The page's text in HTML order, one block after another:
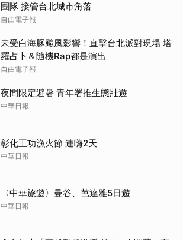
團隊 接管台北城市角落
自由電子報
未受白海豚颱風影響！直擊台北派對現場 塔
羅占卜＆隨機Rap都是演出
自由電子報
夜間限定避暑 青年署推生態壯遊
中華日報
彰化王功漁火節 連嗨2天
中華日報
〈中華旅遊〉曼谷、芭達雅5日遊
中華日報